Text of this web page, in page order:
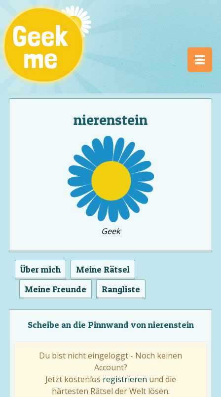
nierenstein
Geek
Über mich
Meine Rätsel
Meine Freunde
Rangliste
Scheibe an die Pinnwand von nierenstein
Du bist nicht eingeloggt - Noch keinen
Account?
Jetzt kostenlos registrieren und die
härtesten Rätsel der Welt lösen.